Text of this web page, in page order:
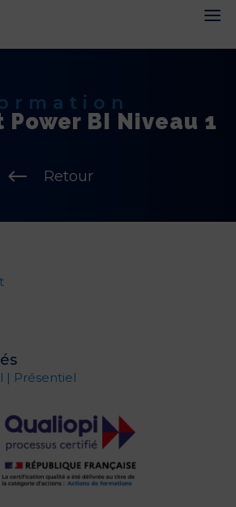
BI Niveau 1
# Retour
| Présentiel